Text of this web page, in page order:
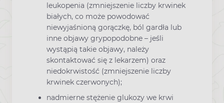
leukopenia (zmniejszenie liczby krwinek
białych, co może powodować
niewyjaśnioną gorączkę, ból gardła lub
inne objawy grypopodobne – jeśli
wystąpią takie objawy, należy
skontaktować się z lekarzem) oraz
niedokrwistość (zmniejszenie liczby
krwinek czerwonych);
nadmierne stężenie glukozy we krwi